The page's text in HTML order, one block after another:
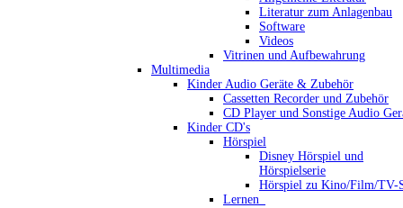
Literatur zum Anlagenbau
Software
Videos
Vitrinen und Aufbewahrung
Multimedia
Kinder Audio Geräte & Zubehör
Cassetten Recorder und Zubehör
CD Player und Sonstige Audio
Kinder CD's
Hörspiel
Disney Hörspiel und
Hörspielserie
Hörspiel zu Kino/Film/TV-
Lernen_